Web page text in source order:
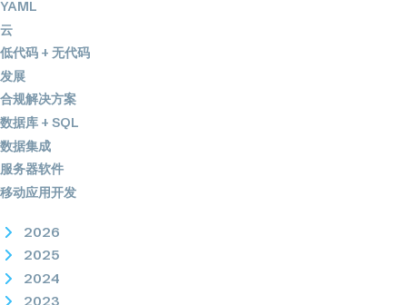
YAML
云
低代码 + 无代码
发展
合规解决方案
数据库 + SQL
数据集成
服务器软件
移动应用开发
2026
2025
2024
2023